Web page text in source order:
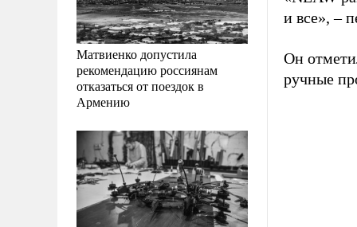
Матвиенко допустила
рекомендацию россиянам
отказаться от поездок в
Армению
и все», –
Он
ручные